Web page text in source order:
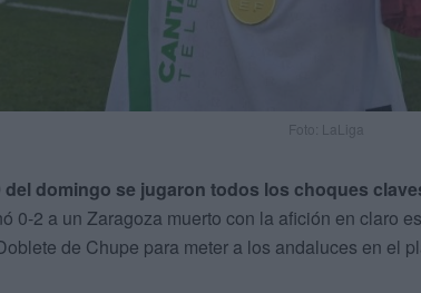
Foto: LaLiga
del domingo se jugaron todos los choques
0-2 a un Zaragoza muerto con la afición en claro
de Chupe para meter a los andaluces en el